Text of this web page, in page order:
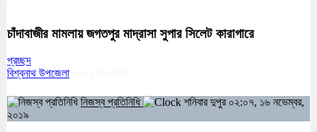
চাঁদাবাজীর মামলায় জগতপুর মাদ্রাসা সুপার সিলেট কারাগারে
প্রচ্ছদ
বিশ্বনাথ উপজেলা
নিজস্ব প্রতিনিধি
শনিবার দুপুর ০২:০৭, ১৬ নভেম্বর,
২০১৯